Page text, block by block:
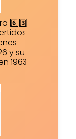
6️⃣3️⃣
y su
1963